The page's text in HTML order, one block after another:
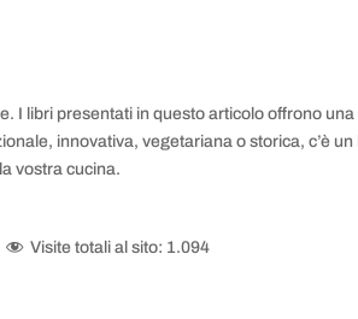
I libri presentati in questo articolo offrono
innovativa, vegetariana o storica, c’è
vostra cucina.
Visite totali al sito: 1.094